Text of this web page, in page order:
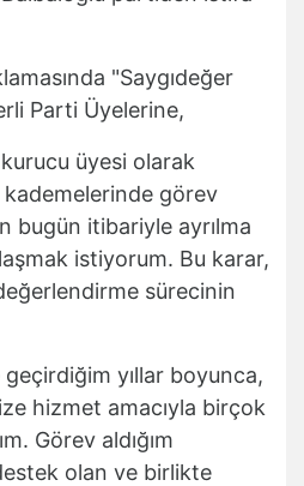
"Saygıdeğer
Parti Üyelerine,
üyesi olarak
kademelerinde görev
bugün itibariyle ayrılma
istiyorum. Bu karar,
sürecinin
yıllar boyunca,
hizmet amacıyla birçok
Görev aldığım
olan ve birlikte